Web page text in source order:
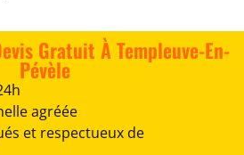
Gratuit À Templeuve-En-
Pévèle
agréée
et respectueux de